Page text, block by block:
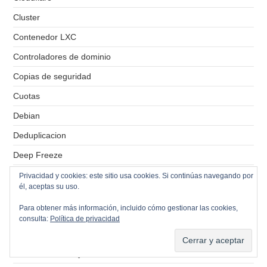
Cluster
Contenedor LXC
Controladores de dominio
Copias de seguridad
Cuotas
Debian
Deduplicacion
Deep Freeze
Dell
Privacidad y cookies: este sitio usa cookies. Si continúas navegando por
él, aceptas su uso.
Para obtener más información, incluido cómo gestionar las cookies,
consulta: Política de privacidad